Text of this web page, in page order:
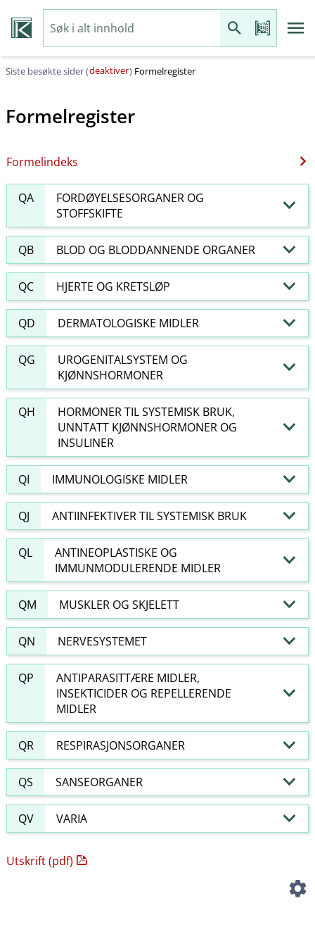
Siste besøkte sider (deaktiver) Formelregister
Formelregister
Formelindeks
QA
FORDØYELSESORGANER OG
STOFFSKIFTE
QB BLOD OG BLODDANNENDE ORGANER
QC HJERTE OG KRETSLØP
QD DERMATOLOGISKE MIDLER
QG
UROGENITALSYSTEM OG
KJØNNSHORMONER
QH
HORMONER TIL SYSTEMISK BRUK,
UNNTATT KJØNNSHORMONER OG
INSULINER
QI IMMUNOLOGISKE MIDLER
QJ ANTIINFEKTIVER TIL SYSTEMISK BRUK
QL
ANTINEOPLASTISKE OG
IMMUNMODULERENDE MIDLER
QM MUSKLER OG SKJELETT
QN NERVESYSTEMET
QP
ANTIPARASITTÆRE MIDLER,
INSEKTICIDER OG REPELLERENDE
MIDLER
QR RESPIRASJONSORGANER
QS SANSEORGANER
QV VARIA
Utskrift (pdf)